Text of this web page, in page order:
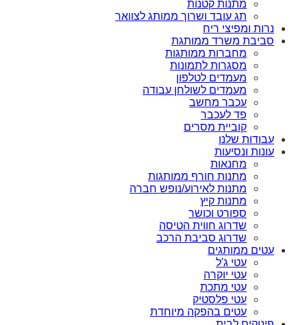
מתנות קטנות
תג עובד ושרוך ממותג לצוואר
נרות ומפיצי ריח
סביבת משרד ממותגת
מחברות ממותגות
מסגרות לתמונות
מעמדים לטלפון
מעמדים לשולחן עבודה
עכבר מחשב
פד לעכבר
קוביית מסרים
עבודות שלנו
עונות ונסיעות
מחנאות
מתנות חורף ממותגות
מתנות לאירוע/נופש חברה
מתנות קיץ
ספורט וכושר
שדרוג חווית הטיסה
שדרוג סביבת הרכב
עטים ממותגים
עטי ג'ל
עטי יוקרה
עטי מתכת
עטי פלסטיק
עטים בהפקה מיוחדת